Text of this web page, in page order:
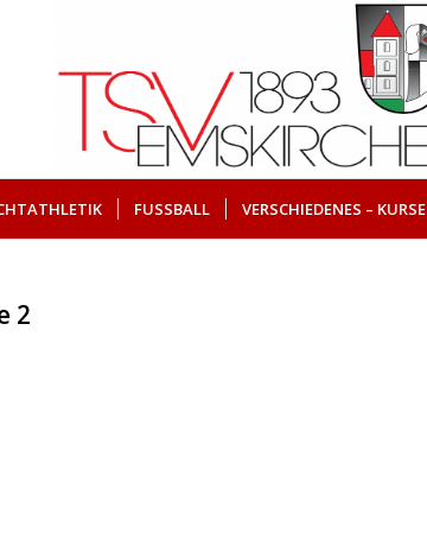
FUSSBALL VERSCHIEDENES – KURSE
2